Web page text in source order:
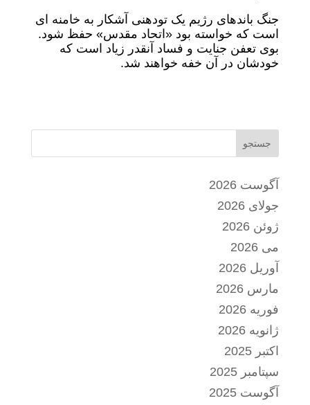
جنگ باندهای رژیم یک تودهنی آشکار به خامنه ای
است که خواسته بود «اتحاد مقدس» حفظ شود.
بوی تعفن جنایت و فساد آنقدر زیاد است که
خودشان در آن خفه خواهند شد.
جستجو
آگوست 2026
جولای 2026
ژوئن 2026
می 2026
آوریل 2026
مارس 2026
فوریه 2026
ژانویه 2026
اکتبر 2025
سپتامبر 2025
آگوست 2025